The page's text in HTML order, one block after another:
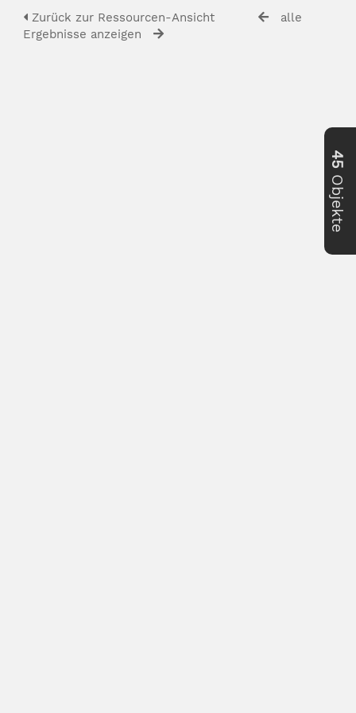
Zurück zur Ressourcen-Ansicht
alle
Ergebnisse anzeigen
45
Objekte